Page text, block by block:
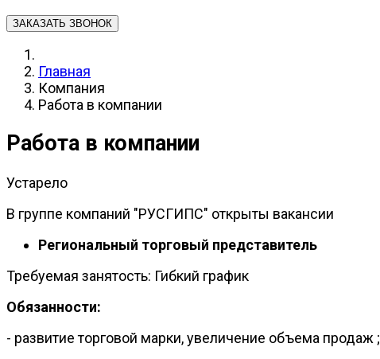
ЗАКАЗАТЬ ЗВОНОК
Главная
Компания
Работа в компании
Работа в компании
Устарело
В группе компаний "РУСГИПС" открыты вакансии
Региональный торговый представитель
Требуемая занятость: Гибкий график
Обязанности:
- развитие торговой марки, увеличение объема продаж ;